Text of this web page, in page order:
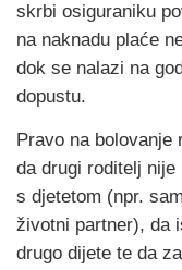
skrbi osiguraniku
na naknadu plaće
dok se nalazi na
dopustu.
Pravo na bolovanje
da drugi roditelj
s djetetom (npr.
životni partner), da
drugo dijete te da